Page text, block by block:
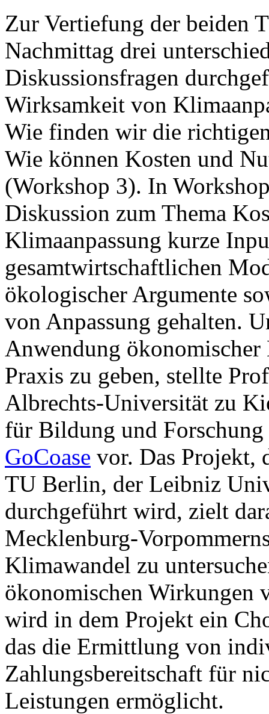
Zur Vertiefung der beiden
Nachmittag drei
Diskussionsfragen
Wirksamkeit von
Wie finden wir die
Wie können Kosten und
(Workshop 3). In
Diskussion zum Thema
Klimaanpassung kurze
gesamtwirtschaftlichen
ökologischer Argumente
von Anpassung gehalten.
Anwendung
Praxis zu geben, stellte
Albrechts-Universität zu
für Bildung und
GoCoase vor. Das Projekt,
TU Berlin, der Leibniz
durchgeführt wird, zielt
Mecklenburg-
Klimawandel zu
ökonomischen Wirkungen
wird in dem Projekt ein
das die Ermittlung von
Zahlungsbereitschaft für
Leistungen ermöglicht.